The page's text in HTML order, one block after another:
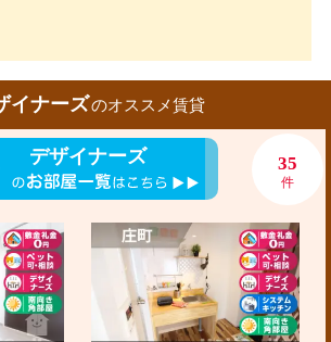
イナーズのオススメ賃貸
デザイナーズ 35
件